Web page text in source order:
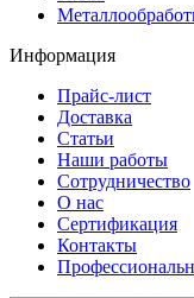
Информация
Прайс-лист
Доставка
Статьи
Наши работы
Сотрудничество
О нас
Сертификация
Контакты